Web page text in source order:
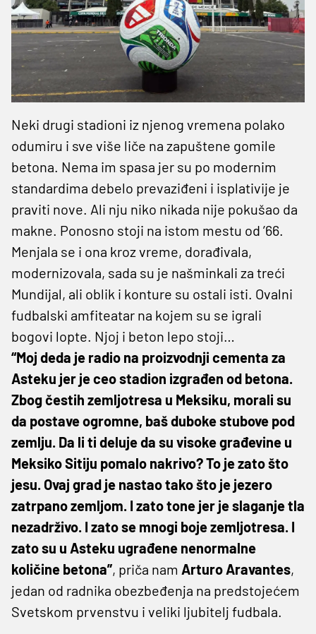
Neki drugi stadioni iz njenog vremena polako
odumiru i sve više liče na zapuštene gomile
betona. Nema im spasa jer su po modernim
standardima debelo prevaziđeni i isplativije je
praviti nove. Ali nju niko nikada nije pokušao da
makne. Ponosno stoji na istom mestu od ’66.
Menjala se i ona kroz vreme, dorađivala,
modernizovala, sada su je našminkali za treći
Mundijal, ali oblik i konture su ostali isti. Ovalni
fudbalski amfiteatar na kojem su se igrali
bogovi lopte. Njoj i beton lepo stoji…
“Moj deda je radio na proizvodnji cementa za
Asteku jer je ceo stadion izgrađen od betona.
Zbog čestih zemljotresa u Meksiku, morali su
da postave ogromne, baš duboke stubove pod
zemlju. Da li ti deluje da su visoke građevine u
Meksiko Sitiju pomalo nakrivo? To je zato što
jesu. Ovaj grad je nastao tako što je jezero
zatrpano zemljom. I zato tone jer je slaganje tla
nezadrživo. I zato se mnogi boje zemljotresa. I
zato su u Asteku ugrađene nenormalne
količine betona”, priča nam Arturo Aravantes,
jedan od radnika obezbeđenja na predstojećem
Svetskom prvenstvu i veliki ljubitelj fudbala.